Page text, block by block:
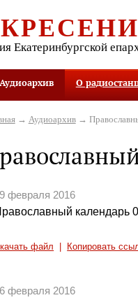
Екатеринбургской
Аудиоархив О
→ Аудиоархив→
февраля 2016
календарь
файл Копировать
февраля 2016